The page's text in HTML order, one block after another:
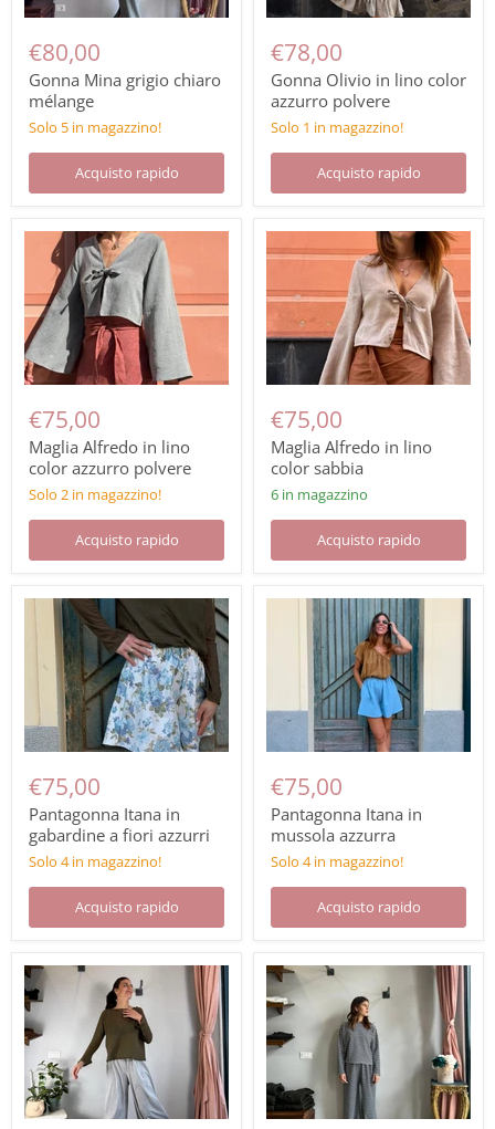
€80,00
Gonna Mina grigio chiaro
mélange
Solo 5 in magazzino!
Acquisto rapido
€78,00
Gonna Olivio in lino color
azzurro polvere
Solo 1 in magazzino!
Acquisto rapido
€75,00
Maglia Alfredo in lino
color azzurro polvere
Solo 2 in magazzino!
Acquisto rapido
€75,00
Maglia Alfredo in lino
color sabbia
6 in magazzino
Acquisto rapido
€75,00
Pantagonna Itana in
gabardine a fiori azzurri
Solo 4 in magazzino!
Acquisto rapido
€75,00
Pantagonna Itana in
mussola azzurra
Solo 4 in magazzino!
Acquisto rapido